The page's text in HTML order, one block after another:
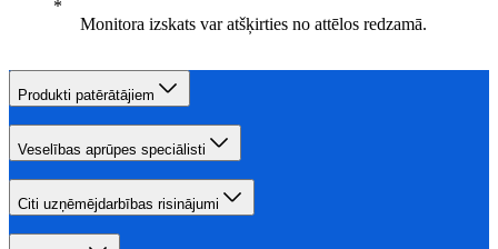
Monitora izskats var atšķirties no attēlos redzamā.
Produkti patērātājiem
Veselības aprūpes speciālisti
Citi uzņēmējdarbības risinājumi